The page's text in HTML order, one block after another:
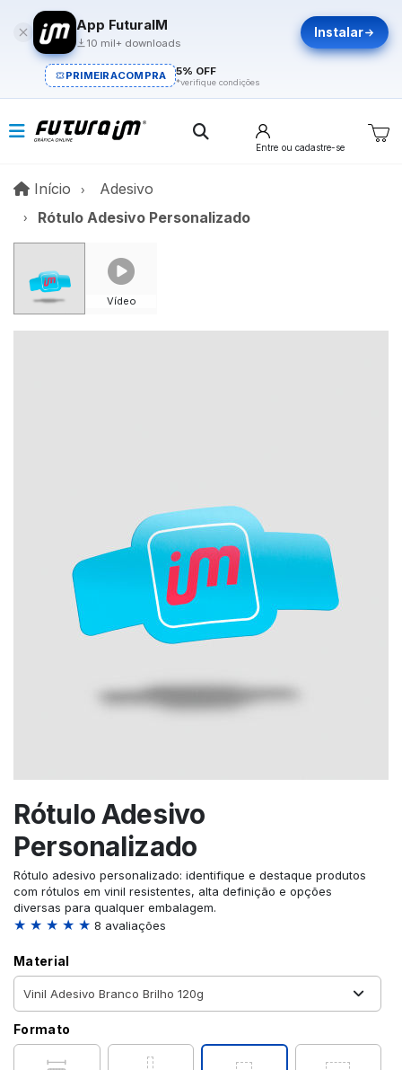
App FuturaIM
10 mil+ downloads
Instalar
PRIMEIRACOMPRA 5% OFF
*verifique condições
Entre ou cadastre-se
Início InícioAdesivo
Rótulo Adesivo Personalizado
Vídeo
Rótulo Adesivo
Personalizado
Rótulo adesivo personalizado: identifique e destaque produtos
com rótulos em vinil resistentes, alta definição e opções
diversas para qualquer embalagem.
★ ★ ★ ★ ★ 8 avaliações
Material
Formato